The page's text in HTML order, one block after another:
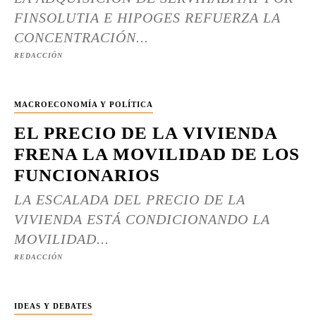
FINSOLUTIA E HIPOGES REFUERZA LA
CONCENTRACIÓN...
REDACCIÓN
MACROECONOMÍA Y POLÍTICA
EL PRECIO DE LA VIVIENDA
FRENA LA MOVILIDAD DE LOS
FUNCIONARIOS
LA ESCALADA DEL PRECIO DE LA
VIVIENDA ESTÁ CONDICIONANDO LA
MOVILIDAD...
REDACCIÓN
IDEAS Y DEBATES